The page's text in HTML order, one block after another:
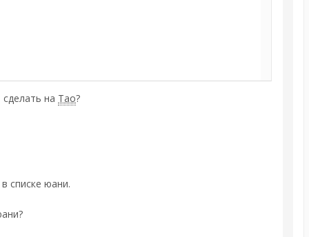
на Тао?
списке юани.